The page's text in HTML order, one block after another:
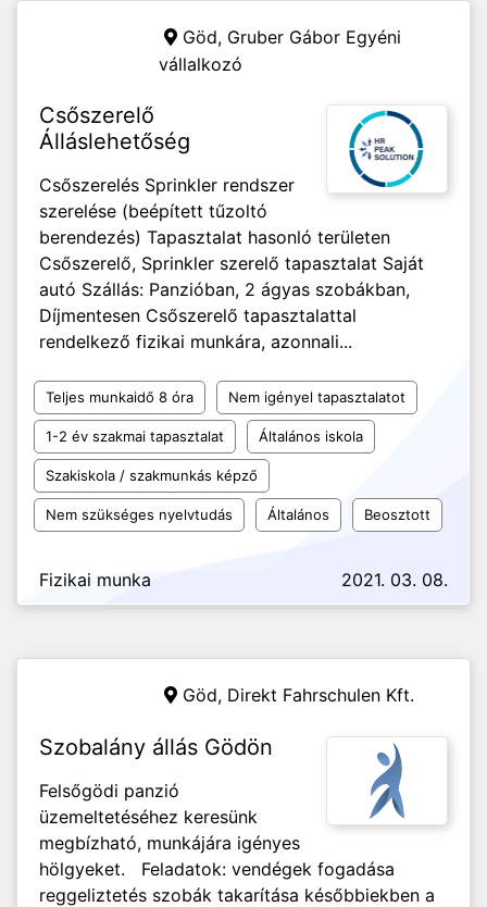
Göd, Gruber Gábor Egyéni
vállalkozó
Csőszerelő
Álláslehetőség
Csőszerelés Sprinkler rendszer
szerelése (beépített tűzoltó
berendezés) Tapasztalat hasonló területen
Csőszerelő, Sprinkler szerelő tapasztalat Saját
autó Szállás: Panzióban, 2 ágyas szobákban,
Díjmentesen Csőszerelő tapasztalattal
rendelkező fizikai munkára, azonnali...
Teljes munkaidő 8 óra Nem igényel tapasztalatot
1-2 év szakmai tapasztalat Általános iskola
Szakiskola / szakmunkás képző
Nem szükséges nyelvtudás Általános Beosztott
Fizikai munka 2021. 03. 08.
Göd, Direkt Fahrschulen Kft.
Szobalány állás Gödön
Felsőgödi panzió
üzemeltetéséhez keresünk
megbízható, munkájára igényes
hölgyeket. Feladatok: vendégek fogadása
reggeliztetés szobák takarítása későbbiekben a